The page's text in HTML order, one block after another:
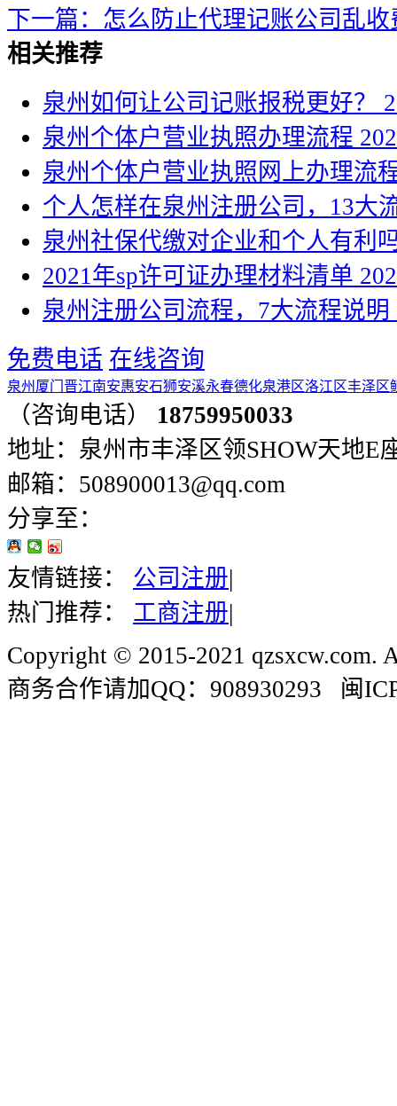
下一篇：怎么防止代理记账公司乱收
相关推荐
泉州如何让公司记账报税更好？
泉州个体户营业执照办理流程
泉州个体户营业执照网上办理流
个人怎样在泉州注册公司，13大
泉州社保代缴对企业和个人有利
2021年sp许可证办理材料清单
泉州注册公司流程，7大流程说明
免费电话 在线咨询
泉州 厦门 晋江南安惠安石狮安溪永春德化泉港区洛江区丰泽区
（咨询电话）
18759950033
地址：泉州市丰泽区领SHOW天地E
邮箱：508900013@qq.com
分享至：
友情链接： 公司注册|
热门推荐：
工商注册|
Copyright © 2015-2021 qzsxcw.com.
商务合作请加QQ：908930293 闽